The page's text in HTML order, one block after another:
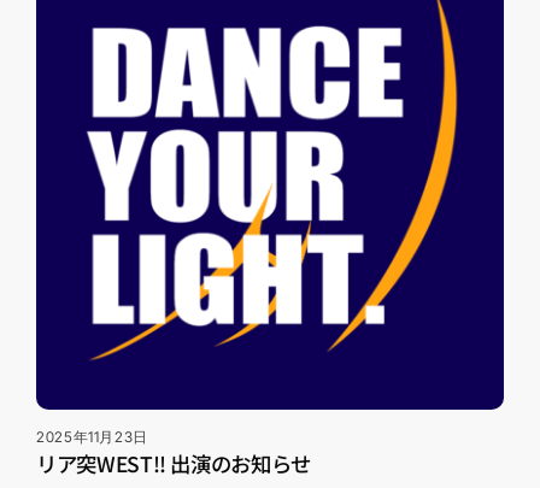
2025年11月23日
リア突WEST!! 出演のお知らせ